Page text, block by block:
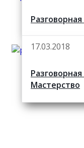
17.03.2018
Мастерство